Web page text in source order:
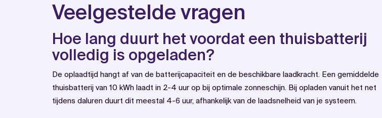
Veelgestelde vragen
Hoe lang duurt het voordat een thuisbatterij
volledig is opgeladen?
De oplaadtijd hangt af van de batterijcapaciteit en de beschikbare laadkracht. Een gemiddelde
thuisbatterij van 10 kWh laadt in 2-4 uur op bij optimale zonneschijn. Bij opladen vanuit het net
tijdens daluren duurt dit meestal 4-6 uur, afhankelijk van de laadsnelheid van je systeem.